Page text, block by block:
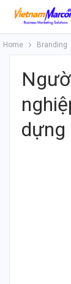
Home Branding
dựng